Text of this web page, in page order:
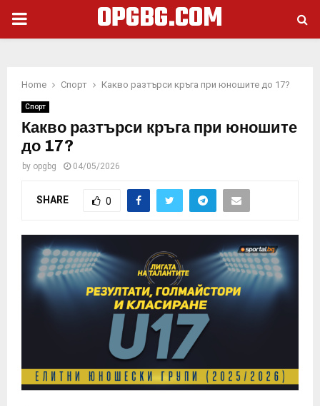
PRIMARY
OPGBG.COM
Home Спорт Какво разтърси кръга при юношите до 17?
Спорт
Какво разтърси кръга при юношите
до 17?
by opgbg 04/05/2026
SHARE 0